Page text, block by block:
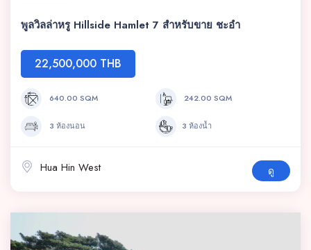
พูลวิลล่าหรู Hillside Hamlet 7 สำหรับขาย ชะอำ
22,500,000 THB
640.00 SQM 242.00 SQM
3 ห้องนอน 3 ห้องน้ำ
Hua Hin West ดู